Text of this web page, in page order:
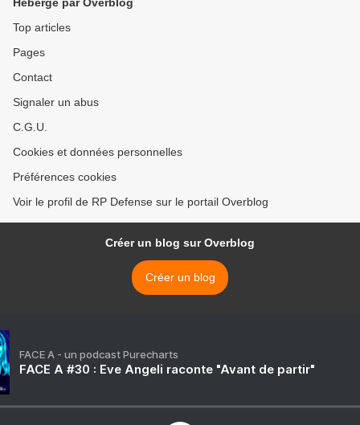
Top articles
Pages
Contact
Signaler un abus
C.G.U.
Cookies et données personnelles
Préférences cookies
Voir le profil de RP Defense sur le portail Overblog
Créer un blog sur Overblog
Créer un blog
FACE A - un podcast Purecharts
FACE A #30 : Eve Angeli raconte "Avant de partir"